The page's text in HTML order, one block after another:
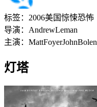
标签： 2006美国惊悚恐怖
导演： AndrewLeman
主演： MattFoyerJohnBolen
灯塔